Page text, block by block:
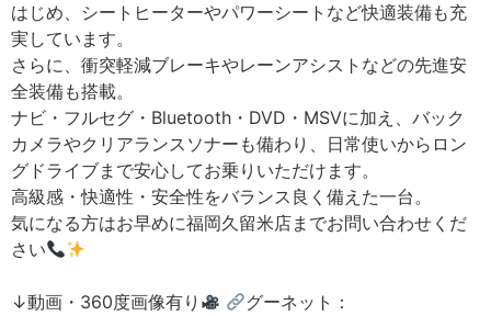
はじめ、シートヒーターやパワーシートなど快適装備も充
実しています。
さらに、衝突軽減ブレーキやレーンアシストなどの先進安
全装備も搭載。
ナビ・フルセグ・Bluetooth・DVD・MSVに加え、バック
カメラやクリアランスソナーも備わり、日常使いからロン
グドライブまで安心してお乗りいただけます。
高級感・快適性・安全性をバランス良く備えた一台。
気になる方はお早めに福岡久留米店までお問い合わせくだ
さい
↓動画・360度画像有り
グーネット：